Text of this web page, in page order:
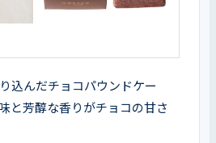
込んだチョコパウンドケー
と芳醇な香りがチョコの甘さ